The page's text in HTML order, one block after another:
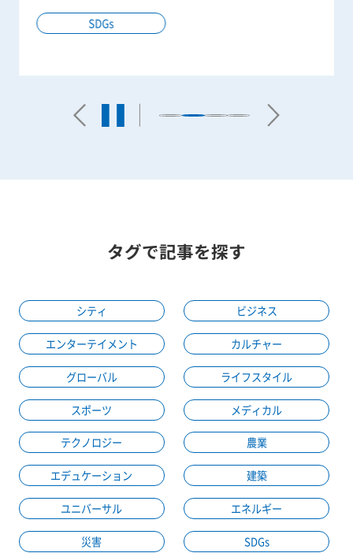
SDGs
タグで記事を探す
シティ ビジネス
エンターテイメント カルチャー
グローバル ライフスタイル
スポーツ メディカル
テクノロジー 農業
エデュケーション 建築
ユニバーサル エネルギー
災害 SDGs